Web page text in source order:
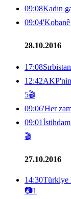
09:08Kadın
09:04'Kobanê
28.10.2016
17:08
12:42AKP'nin
5🎬
09:06'Her
09:01
🎬
27.10.2016
14:30Türkiye
📷1